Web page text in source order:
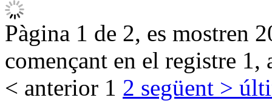
Pàgina 1 de 2, es mostren
començant en el registre 1,
< anterior 1 2 següent >